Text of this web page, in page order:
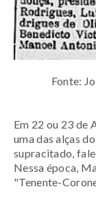
Fonte:
Em 22 ou 23 de
uma das alças
supracitado,
Nessa época,
"Tenente-